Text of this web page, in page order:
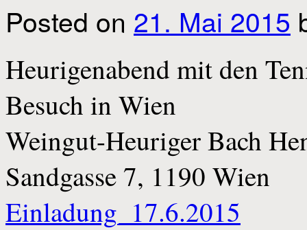
Posted on 21. Mai 2015
Heurigenabend mit den
Besuch in Wien
Weingut-Heuriger Bach
Sandgasse 7, 1190 Wien
Einladung_17.6.2015